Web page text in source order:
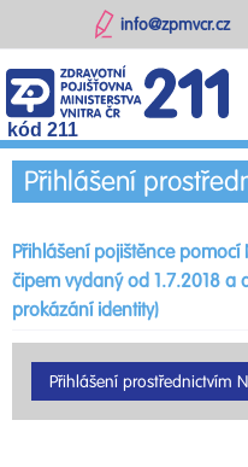
info@zpmvcr.cz
kód 211
Přihlášení
Přihlášení pojištěnce
čipem vydaný od 1.7.2018 a
prokázání identity)